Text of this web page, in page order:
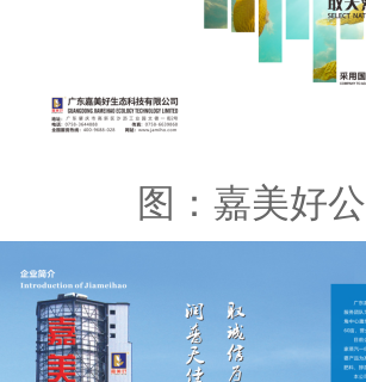
图：嘉美好